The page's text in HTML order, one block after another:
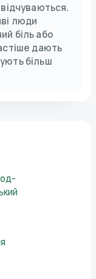
люди
біль або
дають
більш